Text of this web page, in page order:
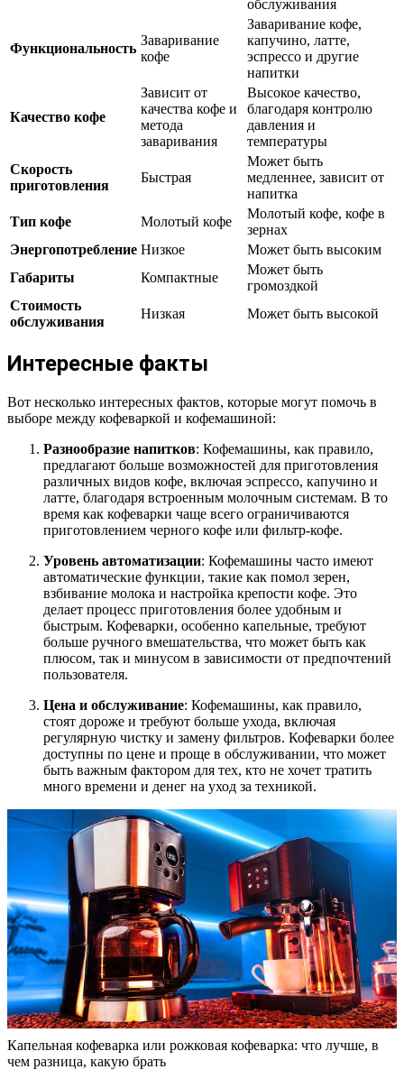
обслуживания
Функциональность
Заваривание
кофе
Заваривание кофе,
капучино, латте,
эспрессо и другие
напитки
Качество кофе
Зависит от
качества кофе и
метода
заваривания
Высокое качество,
благодаря контролю
давления и
температуры
Скорость
приготовления
Быстрая
Может быть
медленнее, зависит от
напитка
Тип кофе
Молотый кофе
Молотый кофе, кофе в
зернах
Энергопотребление Низкое
Может быть высоким
Габариты
Компактные
Может быть
громоздкой
Стоимость
обслуживания
Низкая Может быть высокой
Интересные факты
Вот несколько интересных фактов, которые могут помочь в
выборе между кофеваркой и кофемашиной:
Разнообразие напитков: Кофемашины, как правило,
предлагают больше возможностей для приготовления
различных видов кофе, включая эспрессо, капучино и
латте, благодаря встроенным молочным системам. В то
время как кофеварки чаще всего ограничиваются
приготовлением черного кофе или фильтр-кофе.
Уровень автоматизации: Кофемашины часто имеют
автоматические функции, такие как помол зерен,
взбивание молока и настройка крепости кофе. Это
делает процесс приготовления более удобным и
быстрым. Кофеварки, особенно капельные, требуют
больше ручного вмешательства, что может быть как
плюсом, так и минусом в зависимости от предпочтений
пользователя.
Цена и обслуживание: Кофемашины, как правило,
стоят дороже и требуют больше ухода, включая
регулярную чистку и замену фильтров. Кофеварки более
доступны по цене и проще в обслуживании, что может
быть важным фактором для тех, кто не хочет тратить
много времени и денег на уход за техникой.
Капельная кофеварка или рожковая кофеварка: что лучше, в
чем разница, какую брать